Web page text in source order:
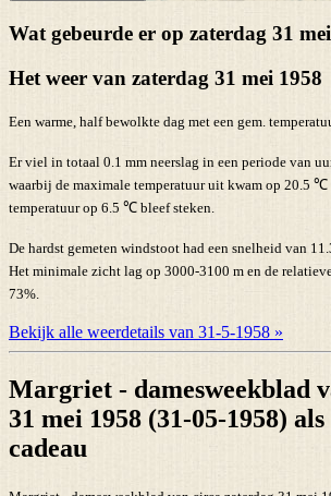
Wat gebeurde er op zaterdag 31
Het weer van zaterdag 31 mei 1958
Een warme, half bewolkte dag met een gem.
Er viel in totaal 0.1 mm neerslag in een periode van
waarbij de maximale temperatuur uit kwam op 20.5
temperatuur op 6.5 ℃ bleef steken.
De hardst gemeten windstoot had een snelheid van
Het minimale zicht lag op 3000-3100 m en de
73%.
Bekijk alle weerdetails van 31-5-1958 »
Margriet - damesweekblad
31 mei 1958 (31-05-1958)
cadeau